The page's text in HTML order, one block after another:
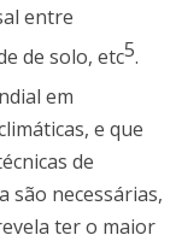
entre
de solo, etc5.
em
e que
de
são necessárias,
ter o maior